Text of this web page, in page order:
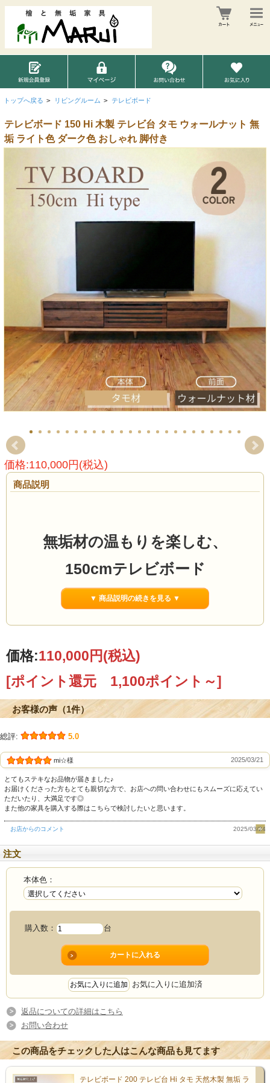
トップへ戻る > リビングルーム > テレビボード
テレビボード 150 Hi 木製 テレビ台 タモ ウォールナット 無
垢 ライト色 ダーク色 おしゃれ 脚付き
価格:110,000円(税込)
商品説明
無垢材の温もりを楽しむ、
150cmテレビボード
何となく選んだテレビ台から、
“家族が集まる場所”
へ変わる一台へ
「150テレビボード Hi 」
「“せっかく整えたリビングなの
に、テレビ周りだけしっくりこな
い”」そんな方へ。
▼ 商品説明の続きを見る ▼
価格:110,000円(税込)
[ポイント還元 1,100ポイント～]
お客様の声（1件）
総評: 5.0
mi☆様 2025/03/21
とてもステキなお品物が届きました♪
お届けくださった方もとても親切な方で、お店への問い合わせにもスムーズに応えてい
ただいたり、大満足です◎
また他の家具を購入する際はこちらで検討したいと思います。
お店からのコメント 2025/03/24
注文
本体色：
購入数： 台
お気に入りに追加済
返品についての詳細はこちら
お問い合わせ
この商品をチェックした人はこんな商品も見てます
テレビボード 200 テレビ台 Hi タモ 天然木製 無垢 ラ